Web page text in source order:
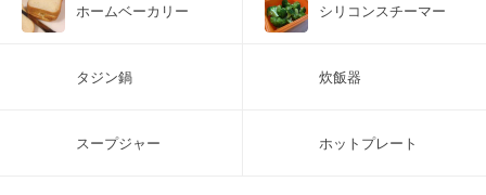
ホームベーカリー シリコンスチーマー
タジン鍋 炊飯器
スープジャー ホットプレート